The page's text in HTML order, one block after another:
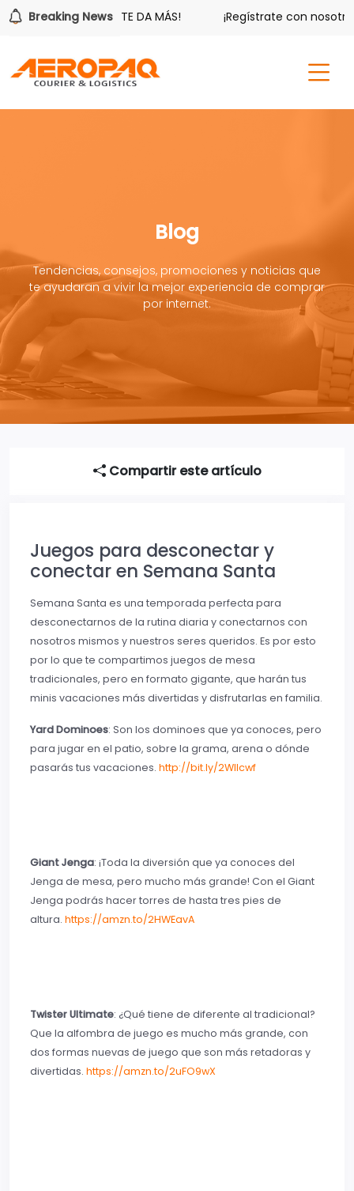
Breaking News
¡Aeropaq Prime TE DA MÁS! ¡Regístrate con
Blog
Tendencias, consejos, promociones y noticias que
te ayudaran a vivir la mejor experiencia de comprar
por internet.
Compartir este artículo
Juegos para desconectar y
conectar en Semana Santa
Semana Santa es una temporada perfecta para
desconectarnos de la rutina diaria y conectarnos con
nosotros mismos y nuestros seres queridos. Es por esto
por lo que te compartimos juegos de mesa
tradicionales, pero en formato gigante, que harán tus
minis vacaciones más divertidas y disfrutarlas en familia.
Yard Dominoes: Son los dominoes que ya conoces, pero
para jugar en el patio, sobre la grama, arena o dónde
pasarás tus vacaciones. http://bit.ly/2WIlcwf
Giant Jenga: ¡Toda la diversión que ya conoces del
Jenga de mesa, pero mucho más grande! Con el Giant
Jenga podrás hacer torres de hasta tres pies de
altura. https://amzn.to/2HWEavA
Twister Ultimate: ¿Qué tiene de diferente al tradicional?
Que la alfombra de juego es mucho más grande, con
dos formas nuevas de juego que son más retadoras y
divertidas. https://amzn.to/2uFO9wX